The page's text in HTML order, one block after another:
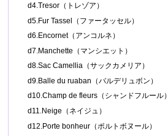
d4.Tresor（トレゾア）
d5.Fur Tassel（ファータッセル）
d6.Encornet（アンコルネ）
d7.Manchette（マンシエット）
d8.Sac Camellia（サックカメリア）
d9.Balle du ruaban（バルデリュボン）
d10.Champ de fleurs（シャンドフルール）
d11.Neige（ネイジュ）
d12.Porte bonheur（ポルトボヌール）